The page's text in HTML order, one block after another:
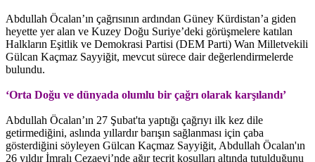
Abdullah Öcalan’ın çağrısının ardından Güney Kürdistan’a giden
heyette yer alan ve Kuzey Doğu Suriye’deki görüşmelere katılan
Halkların Eşitlik ve Demokrasi Partisi (DEM Parti) Wan Milletvekili
Gülcan Kaçmaz Sayyiğit, mevcut sürece dair değerlendirmelerde
bulundu.
‘Orta Doğu ve dünyada olumlu bir çağrı olarak karşılandı’
Abdullah Öcalan’ın 27 Şubat'ta yaptığı çağrıyı ilk kez dile
getirmediğini, aslında yıllardır barışın sağlanması için çaba
gösterdiğini söyleyen Gülcan Kaçmaz Sayyiğit, Abdullah Öcalan'ın
26 yıldır İmralı Cezaevi’nde ağır tecrit koşulları altında tutulduğunu